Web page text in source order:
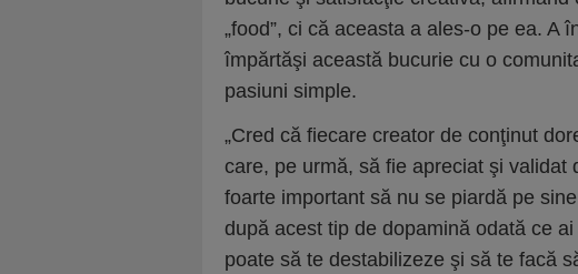
„food”, ci că aceasta a ales-o pe ea. A
împărtăşi această bucurie cu o
pasiuni simple.
„Cred că fiecare creator de conţinut
care, pe urmă, să fie apreciat şi
foarte important să nu se piardă pe
după acest tip de dopamină odată ce
poate să te destabilizeze şi să te facă